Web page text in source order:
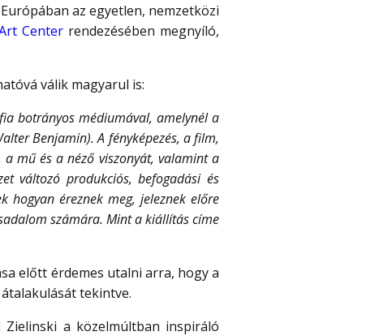
az egyetlen, nemzetközi
Centerrendezésében megnyíló,
válik magyarul is:
botrányos médiumával, amelynél a
Benjamin). A fényképezés, a film,
mű és a néző viszonyát, valamint a
változó produkciós, befogadási és
hogyan éreznek meg, jeleznek előre
számára. Mint a kiállítás címe
előtt érdemes utalni arra, hogy a
tekintve.
a közelmúltban inspiráló